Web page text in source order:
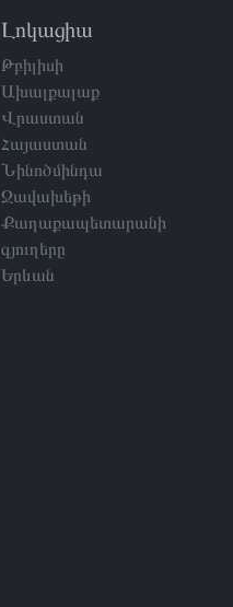
Լոկացիա
Թբիլիսի
Ախալքալաք
Վրաստան
Հայաստան
Նինոծմինդա
Ջավախեթի
Քաղաքապետարանի
գյուղերը
Երևան